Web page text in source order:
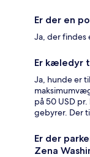
Er der en
Ja, der findes
Er kæledyr
Ja, hunde er
på 50 USD
gebyrer. Der
Er der
Zena